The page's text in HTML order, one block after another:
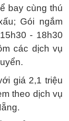
bay cùng thú
Gói ngắm
- 18h30
các dịch vụ
giá 2,1 triệu
theo dịch vụ